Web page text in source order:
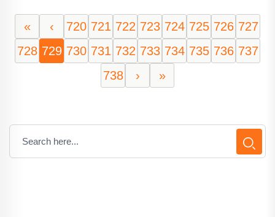
« ‹ 720 721 722 723 724 725 726 727
728 729 730 731 732 733 734 735 736 737
738
› »